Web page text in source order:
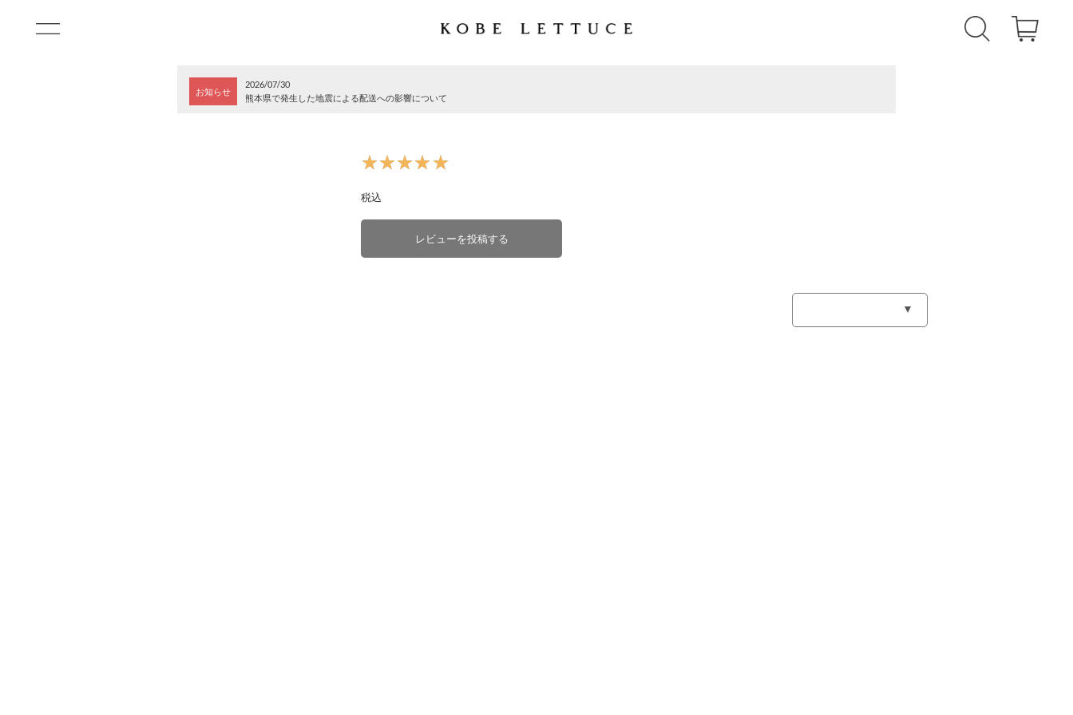
お知らせ
2026/07/30
熊本県で発生した地震による配送への影響について
★★★★★
★★★★★
税込
レビューを投稿する